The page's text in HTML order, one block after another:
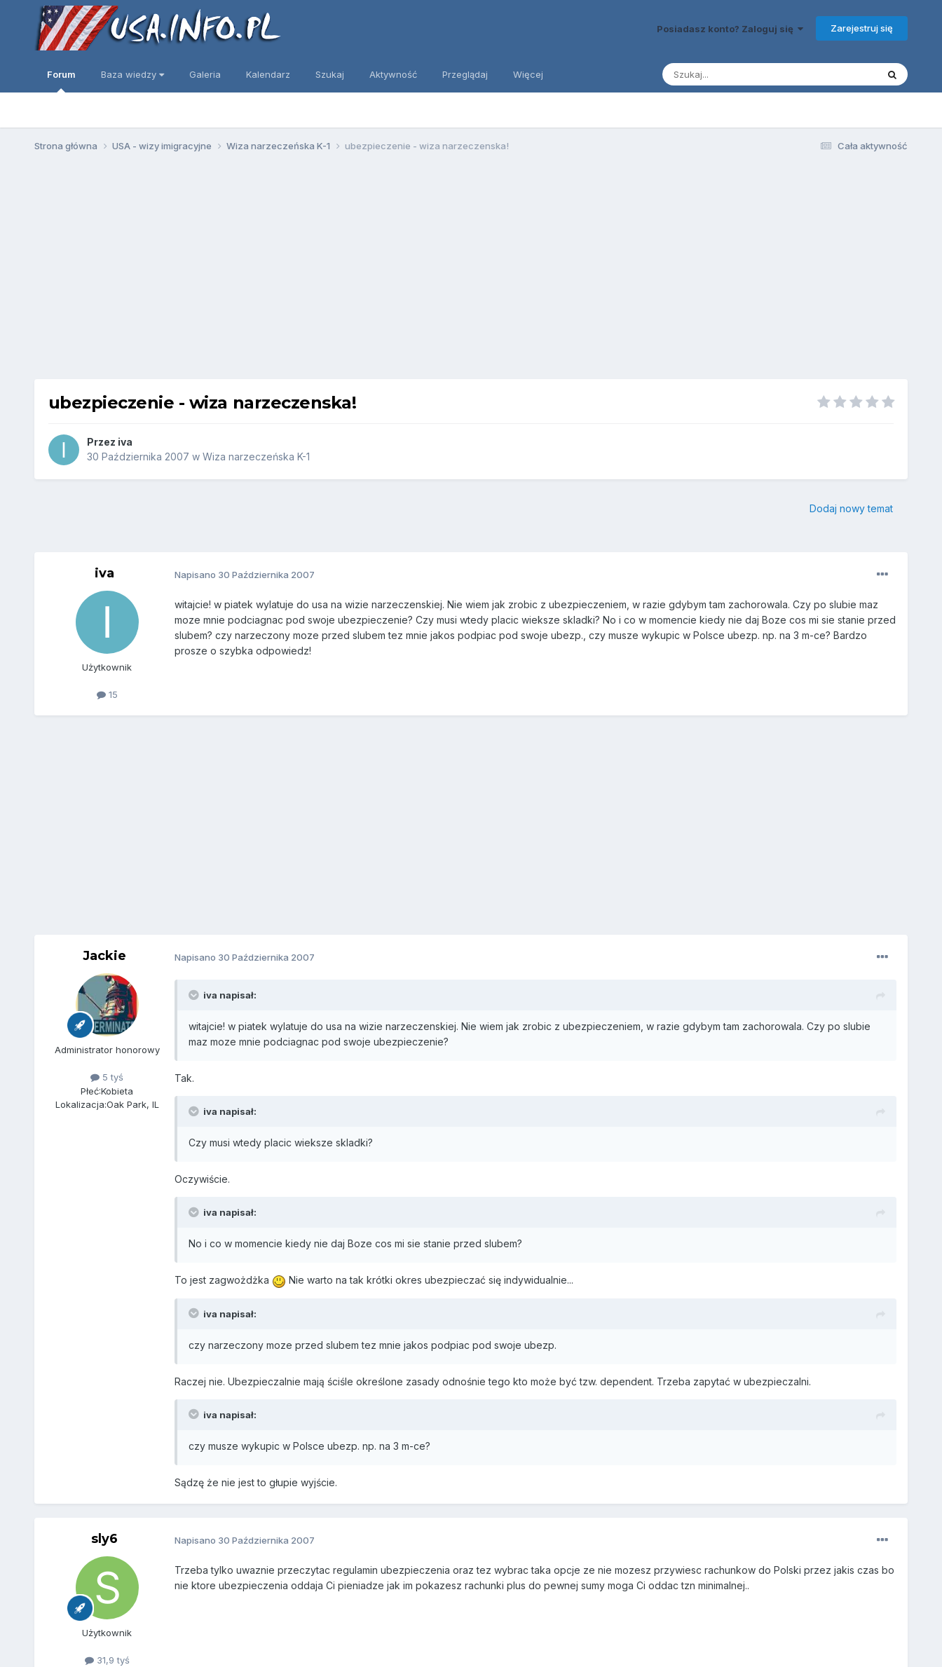
Posiadasz konto? Zaloguj się Zarejestruj się
Forum Baza wiedzy Galeria Kalendarz Szukaj Aktywność Przeglądaj Więcej
Cała aktywność
Strona główna USA - wizy imigracyjne Wiza narzeczeńska K-1 ubezpieczenie - wiza narzeczenska!
ubezpieczenie - wiza narzeczenska!
Przez iva
30 Października 2007 w Wiza narzeczeńska K-1
Dodaj nowy temat
iva
Użytkownik
15
Napisano 30 Października 2007
witajcie! w piatek wylatuje do usa na wizie narzeczenskiej. Nie wiem jak zrobic z ubezpieczeniem, w razie gdybym tam zachorowala. Czy po slubie maz
moze mnie podciagnac pod swoje ubezpieczenie? Czy musi wtedy placic wieksze skladki? No i co w momencie kiedy nie daj Boze cos mi sie stanie przed
slubem? czy narzeczony moze przed slubem tez mnie jakos podpiac pod swoje ubezp., czy musze wykupic w Polsce ubezp. np. na 3 m-ce? Bardzo
prosze o szybka odpowiedz!
Jackie
Administrator honorowy
5 tyś
Płeć:Kobieta
Lokalizacja:Oak Park, IL
Napisano 30 Października 2007
iva napisał:
witajcie! w piatek wylatuje do usa na wizie narzeczenskiej. Nie wiem jak zrobic z ubezpieczeniem, w razie gdybym tam zachorowala. Czy po slubie
maz moze mnie podciagnac pod swoje ubezpieczenie?
Tak.
iva napisał:
Czy musi wtedy placic wieksze skladki?
Oczywiście.
iva napisał:
No i co w momencie kiedy nie daj Boze cos mi sie stanie przed slubem?
To jest zagwożdżka Nie warto na tak krótki okres ubezpieczać się indywidualnie...
iva napisał:
czy narzeczony moze przed slubem tez mnie jakos podpiac pod swoje ubezp.
Raczej nie. Ubezpieczalnie mają ściśle określone zasady odnośnie tego kto może być tzw. dependent. Trzeba zapytać w ubezpieczalni.
iva napisał:
czy musze wykupic w Polsce ubezp. np. na 3 m-ce?
Sądzę że nie jest to głupie wyjście.
sly6
Użytkownik
31,9 tyś
Napisano 30 Października 2007
Trzeba tylko uwaznie przeczytac regulamin ubezpieczenia oraz tez wybrac taka opcje ze nie mozesz przywiesc rachunkow do Polski przez jakis czas bo
nie ktore ubezpieczenia oddaja Ci pieniadze jak im pokazesz rachunki plus do pewnej sumy moga Ci oddac tzn minimalnej..